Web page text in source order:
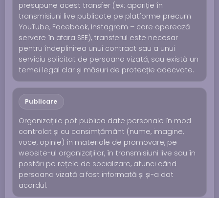
presupune acest transfer (ex: apariție în
transmisiuni live publicate pe platforme precum
YouTube, Facebook, Instagram – care operează
servere în afara SEE), transferul este necesar
pentru îndeplinirea unui contract sau a unui
serviciu solicitat de persoana vizată, sau există un
temei legal clar și măsuri de protecție adecvate.
Publicare
Organizațiile pot publica date personale în mod
controlat și cu consimțământ (nume, imagine,
voce, opinie) în materiale de promovare, pe
website-ul organizațiilor, în transmisiuni live sau în
postări pe rețele de socializare, atunci când
persoana vizată a fost informată și și-a dat
acordul.